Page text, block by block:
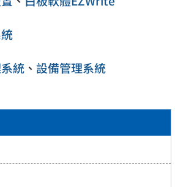
統、 設備管理系統